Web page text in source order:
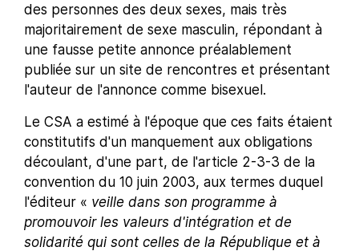
des personnes des deux sexes, mais très
majoritairement de sexe masculin, répondant à
une fausse petite annonce préalablement
publiée sur un site de rencontres et présentant
l'auteur de l'annonce comme bisexuel.
Le CSA a estimé à l'époque que ces faits étaient
constitutifs d'un manquement aux obligations
découlant, d'une part, de l'article 2-3-3 de la
convention du 10 juin 2003, aux termes duquel
l'éditeur « veille dans son programme à
promouvoir les valeurs d'intégration et de
solidarité qui sont celles de la République et à